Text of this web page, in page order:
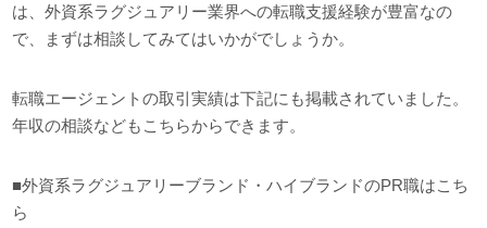
は、外資系ラグジュアリー業界への転職支援経験が豊富なの
で、まずは相談してみてはいかがでしょうか。
転職エージェントの取引実績は下記にも掲載されていました。
年収の相談などもこちらからできます。
■外資系ラグジュアリーブランド・ハイブランドのPR職はこち
ら